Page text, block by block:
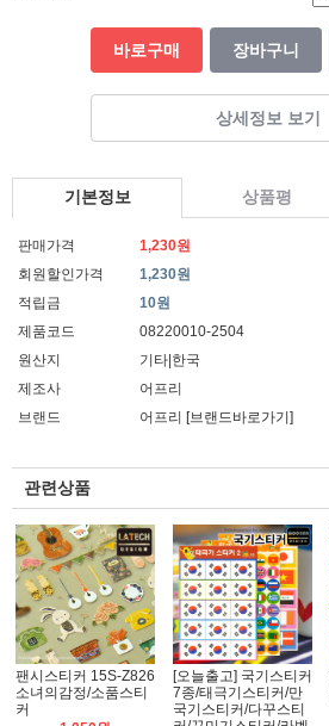
바로구매 장바구니
상세정보 보기
기본정보 상품평
판매가격
1,230원
회원할인가격
1,230원
적립금
10원
제품코드
08220010-2504
원산지
기타|한국
제조사
어프리
브랜드
어프리 [브랜드바로가기]
관련상품
팬시스티커 15S-Z826
소녀의감정/소품스티
커
[오늘출고] 국기스티커
7종/태극기스티커/만
국기스티커/다꾸스티